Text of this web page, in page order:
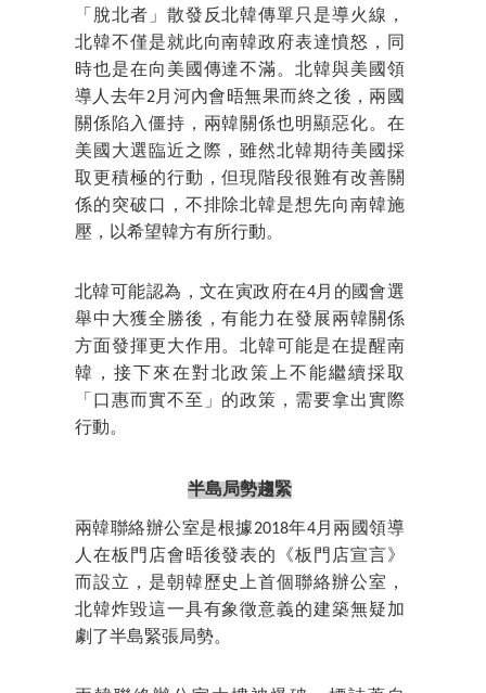
「脫北者」散發反北韓傳單只是導火線，
北韓不僅是就此向南韓政府表達憤怒，同
時也是在向美國傳達不滿。北韓與美國領
導人去年2月河內會晤無果而終之後，兩國
關係陷入僵持，兩韓關係也明顯惡化。在
美國大選臨近之際，雖然北韓期待美國採
取更積極的行動，但現階段很難有改善關
係的突破口，不排除北韓是想先向南韓施
壓，以希望韓方有所行動。
北韓可能認為，文在寅政府在4月的國會選
舉中大獲全勝後，有能力在發展兩韓關係
方面發揮更大作用。北韓可能是在提醒南
韓，接下來在對北政策上不能繼續採取
「口惠而實不至」的政策，需要拿出實際
行動。
半島局勢趨緊
兩韓聯絡辦公室是根據2018年4月兩國領導
人在板門店會晤後發表的《板門店宣言》
而設立，是朝韓歷史上首個聯絡辦公室，
北韓炸毀這一具有象徵意義的建築無疑加
劇了半島緊張局勢。